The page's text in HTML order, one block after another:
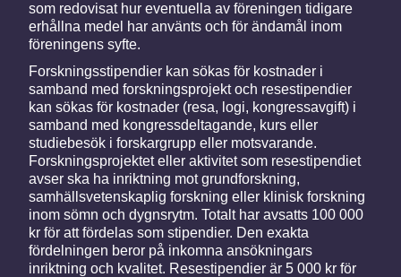
som redovisat hur eventuella av föreningen tidigare
erhållna medel har använts och för ändamål inom
föreningens syfte.
Forskningsstipendier kan sökas för kostnader i
samband med forskningsprojekt och resestipendier
kan sökas för kostnader (resa, logi, kongressavgift) i
samband med kongressdeltagande, kurs eller
studiebesök i forskargrupp eller motsvarande.
Forskningsprojektet eller aktivitet som resestipendiet
avser ska ha inriktning mot grundforskning,
samhällsvetenskaplig forskning eller klinisk forskning
inom sömn och dygnsrytm. Totalt har avsatts 100 000
kr för att fördelas som stipendier. Den exakta
fördelningen beror på inkomna ansökningars
inriktning och kvalitet. Resestipendier är 5 000 kr för